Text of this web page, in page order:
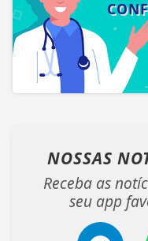
NOSSAS
Receba as
seu app